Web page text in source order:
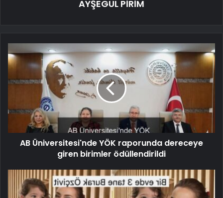
AYŞEGÜL PİRİM
AB Üniversitesi'nde YÖK raporunda dereceye
giren birimler ödüllendirildi